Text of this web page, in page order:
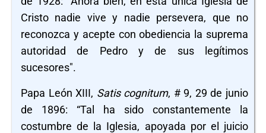
Cristo nadie vive y nadie persevera, que no
reconozca y acepte con obediencia la suprema
autoridad de Pedro y de sus legítimos
sucesores".
Papa León XIII, Satis cognitum, # 9, 29 de junio
de 1896: “Tal ha sido constantemente la
costumbre de la Iglesia, apoyada por el juicio